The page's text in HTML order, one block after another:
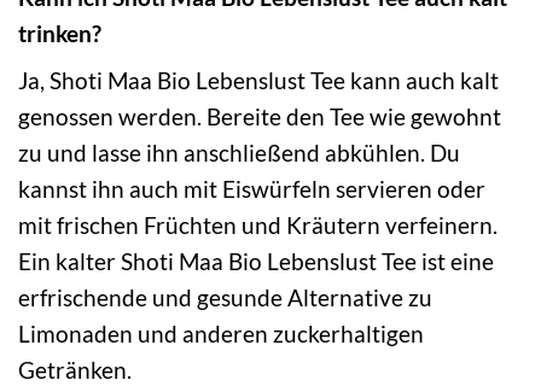
trinken?
Ja, Shoti Maa Bio Lebenslust Tee kann auch kalt
genossen werden. Bereite den Tee wie gewohnt
zu und lasse ihn anschließend abkühlen. Du
kannst ihn auch mit Eiswürfeln servieren oder
mit frischen Früchten und Kräutern verfeinern.
Ein kalter Shoti Maa Bio Lebenslust Tee ist eine
erfrischende und gesunde Alternative zu
Limonaden und anderen zuckerhaltigen
Getränken.